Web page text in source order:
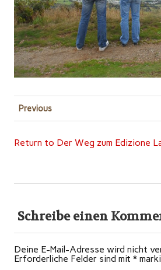
Previous
Return to Der Weg zum Edizione
Schreibe einen
Deine E-Mail-Adresse wird nicht
Erforderliche Felder sind mit *